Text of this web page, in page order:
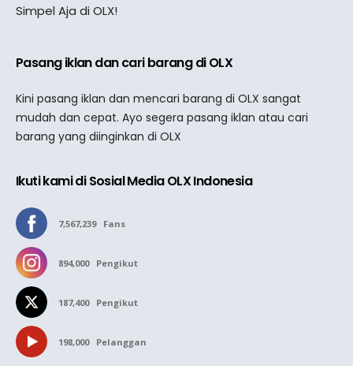
Simpel Aja di OLX!
Pasang iklan dan cari barang di OLX
Kini pasang iklan dan mencari barang di OLX sangat
mudah dan cepat. Ayo segera pasang iklan atau cari
barang yang diinginkan di OLX
Ikuti kami di Sosial Media OLX Indonesia
7,567,239 Fans
894,000 Pengikut
187,400 Pengikut
198,000 Pelanggan